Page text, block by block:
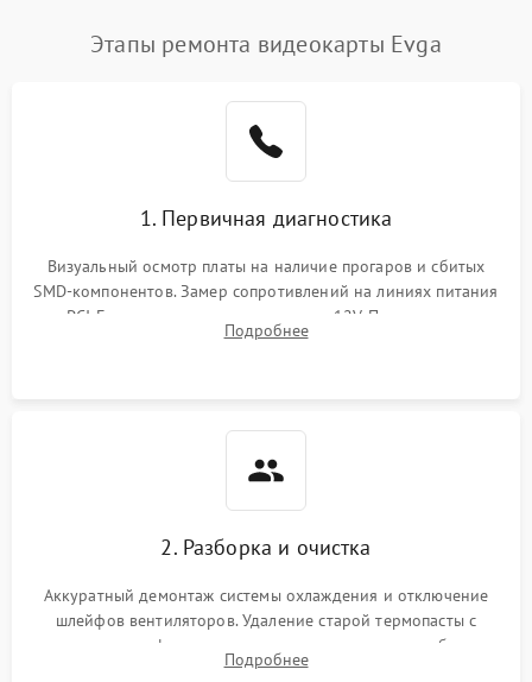
Этапы ремонта видеокарты Evga
1. Первичная диагностика
Визуальный осмотр платы на наличие прогаров и сбитых
SMD-компонентов. Замер сопротивлений на линиях питания
PCI-E и дополнительных разъемах 12V. Проверка на
короткое замыкание основных дросселей питания GPU и
Подробнее
2. Разборка и очистка
Аккуратный демонтаж системы охлаждения и отключение
шлейфов вентиляторов. Удаление старой термопасты с
кристалла графического чипа и термопрокладок с банок
памяти и зоны VRM. Очистка платы от пыли и окислов.
Подробнее